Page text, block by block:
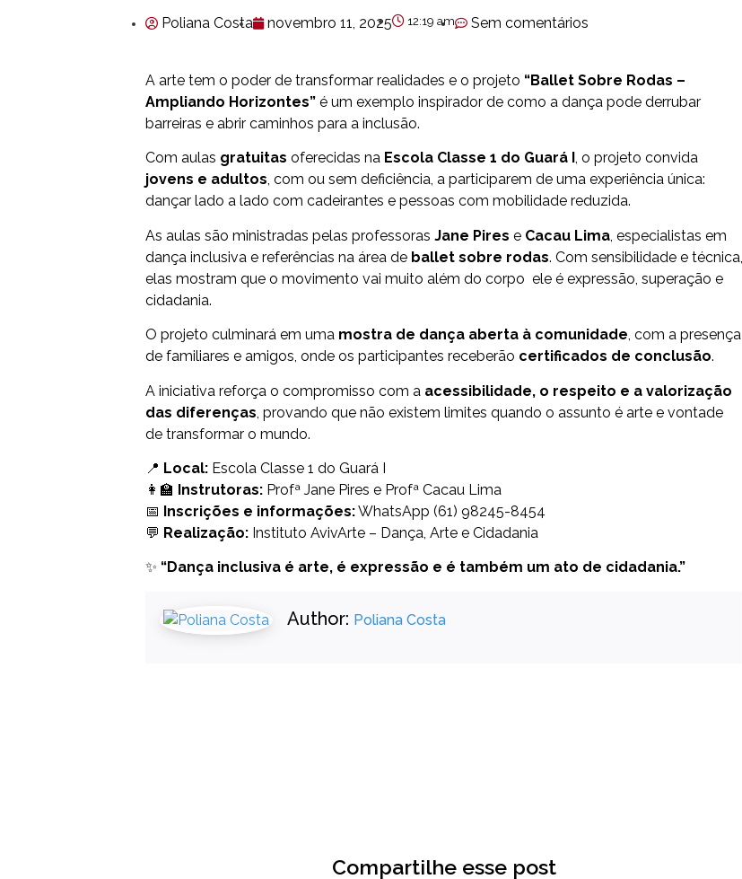
Poliana Costa novembro 11, 2025 12:19 am Sem comentários
A arte tem o poder de transformar realidades e o projeto “Ballet Sobre Rodas –
Ampliando Horizontes” é um exemplo inspirador de como a dança pode derrubar
barreiras e abrir caminhos para a inclusão.
Com aulas gratuitas oferecidas na Escola Classe 1 do Guará I , o projeto convida
jovens e adultos, com ou sem deficiência, a participarem de uma experiência única:
dançar lado a lado com cadeirantes e pessoas com mobilidade reduzida.
As aulas são ministradas pelas professoras Jane Pires e Cacau Lima , especialistas em
dança inclusiva e referências na área de ballet sobre rodas. Com sensibilidade e técnica,
elas mostram que o movimento vai muito além do corpo ele é expressão, superação e
cidadania.
O projeto culminará em uma mostra de dança aberta à comunidade, com a presença
de familiares e amigos, onde os participantes receberão certificados de conclusão.
A iniciativa reforça o compromisso com a acessibilidade, o respeito e a valorização
das diferenças , provando que não existem limites quando o assunto é arte e vontade
de transformar o mundo.
📍 Local: Escola Classe 1 do Guará I
👩‍🏫 Instrutoras: Profª Jane Pires e Profª Cacau Lima
📅 Inscrições e informações:WhatsApp (61) 98245-8454
💬 Realização: Instituto AvivArte – Dança, Arte e Cidadania
✨ “Dança inclusiva é arte, é expressão e é também um ato de cidadania.”
Author: Poliana Costa
Compartilhe esse post